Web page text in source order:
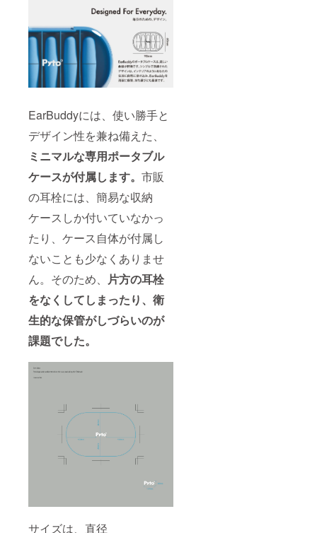
EarBuddyには、使い勝手と
デザイン性を兼ね備えた、
ミニマルな専用ポータブル
ケースが付属します。 市販
の耳栓には、簡易な収納
ケースしか付いていなかっ
たり、ケース自体が付属し
ないことも少なくありませ
ん。そのため、 片方の耳栓
をなくしてしまったり、衛
生的な保管がしづらいのが
課題でした。
サイズは、直径